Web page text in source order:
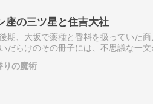
座の三ツ星と住吉大社
期、大坂で薬種と香料を扱っていた
だらけのその冊子には、不思議な一
を詰め…
りの魔術